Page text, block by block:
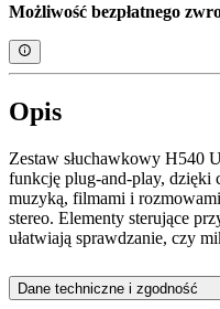
Możliwość bezpłatnego
Opis
Zestaw słuchawkowy H540
funkcję plug-and-play, dzięki
muzyką, filmami i
stereo. Elementy sterujące
ułatwiają sprawdzanie, czy
Dane techniczne i zgodność